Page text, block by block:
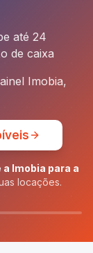
até 24
de caixa
Imobia,
a Imobia para a
locações.